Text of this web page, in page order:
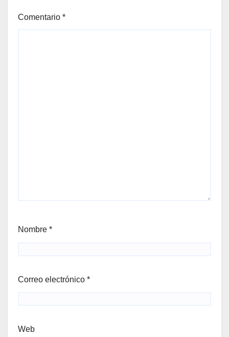
Comentario *
Nombre *
Correo electrónico *
Web